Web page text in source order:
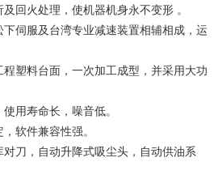
回火处理，使机器机身永不变形 。
伺服及台湾专业减速装置相辅相成，运
塑料台面，一次加工成型，并采用大功
用寿命长，噪音低。
软件兼容性强。
刀，自动升降式吸尘头，自动供油系